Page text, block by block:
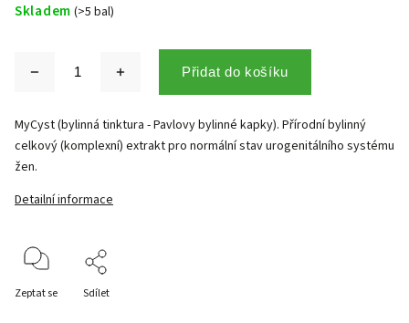
Skladem (>5 bal)
Přidat do košíku
MyCyst (bylinná tinktura - Pavlovy bylinné kapky). Přírodní bylinný
celkový (komplexní) extrakt pro normální stav urogenitálního systému
žen.
Detailní informace
Zeptat se Sdílet